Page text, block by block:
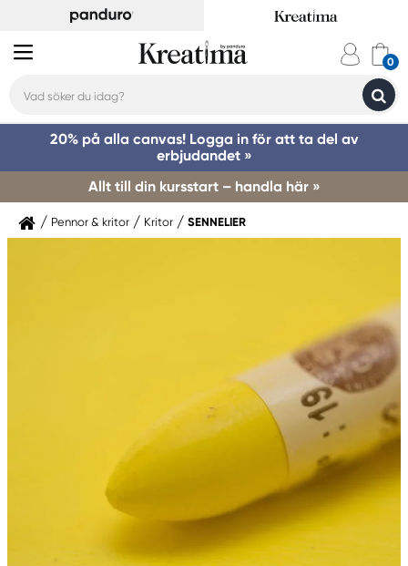
20% på alla canvas! Logga in för att ta del av
erbjudandet »
Allt till din kursstart – handla här »
Pennor & kritor Kritor SENNELIER